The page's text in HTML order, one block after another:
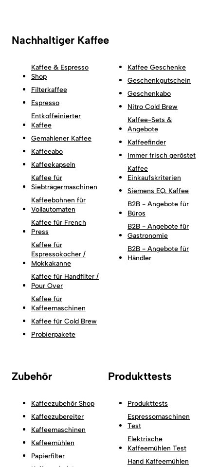
Nachhaltiger Kaffee
Kaffee & Espresso
Shop
Filterkaffee
Espresso
Entkoffeinierter
Kaffee
Gemahlener Kaffee
Kaffeeabo
Kaffeekapseln
Kaffee für
Siebträgermaschinen
Kaffeebohnen für
Vollautomaten
Kaffee für French
Press
Kaffee für
Espressokocher /
Mokkakanne
Kaffee für Handfilter /
Pour Over
Kaffee für
Kaffeemaschinen
Kaffee für Cold Brew
Probierpakete
Kaffee Geschenke
Geschenkgutschein
Geschenkabo
Nitro Cold Brew
Kaffee-Sets &
Angebote
Kaffeefinder
Immer frisch geröstet
Kaffee
Einkaufskriterien
Siemens EQ. Kaffee
B2B - Angebote für
Büros
B2B - Angebote für
Gastronomie
B2B - Angebote für
Händler
Zubehör
Kaffeezubehör Shop
Kaffeezubereiter
Kaffeemaschinen
Kaffeemühlen
Papierfilter
Produkttests
Produkttests
Espressomaschinen
Test
Elektrische
Kaffeemühlen Test
Hand Kaffeemühlen